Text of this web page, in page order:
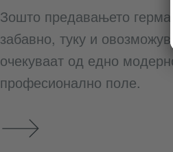
Зошто предавањето
забавно, туку и
очекуваат од едно
професионално поле.